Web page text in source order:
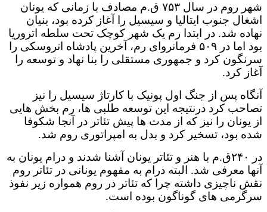
شهر روم در سال ۷۵۳ ق.م مصادف با زمانی که یونان
اشغال جنوب ایتالیا و سیسیل را آغاز کرده بود، بنیان
نهاده شد. در ابتدا رم یک شهر کوچک تحت سلطه اتروریا
بود اما در ۵۰۹ فرمانروای رم، آخرین پادشاه اتروسکی را
سرنگون کرد و جمهوری مستقلی را بنا نهاد و توسعه را
آغاز کرد.
آنگاه پس از جنگ اول پونیک با کارتاژ سیسیل را نیز
تصاحب کرد درنتیجه این توسعه طلبی ها، رم بخش هایی
از یونان را نیز که از مدت ها پیش تئاتر در آنجا شکوفا
شده بود، تسخیر کرد و بدل به امپراتوری روم شد.
در ۲۴۰ق.م با هنر و تئاتر یونان آشنا شدند و درام یونان به
آنها معرفی شد. البته درام به مفهوم یونانی در تئاتر روم
نقش ناچیزی داشته چرا که تئاتر در روم همواره زیر نفوذ
سرگرمی های گوناگون بوده است.